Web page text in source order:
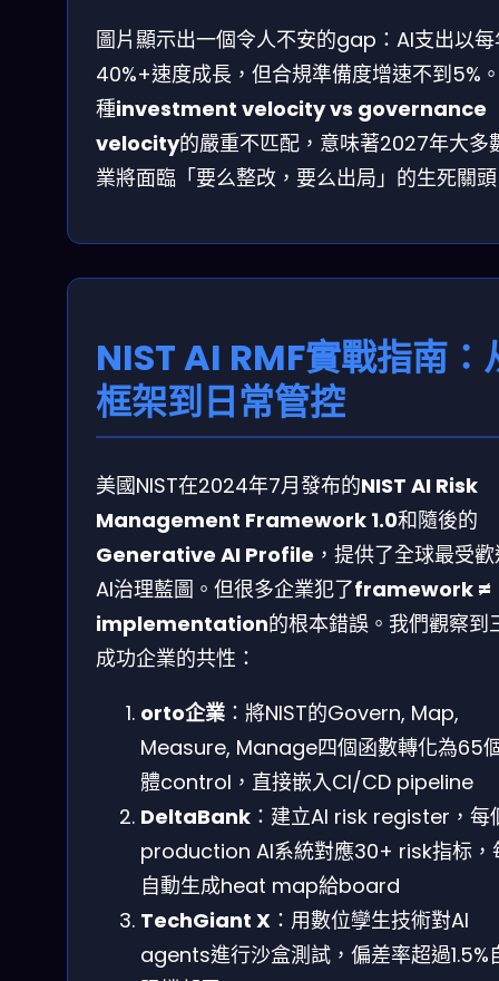
圖片顯示出一個令人不安的gap：AI支出以
40%+速度成長，但合規準備度增速不到5%
種investment velocity vs governance
velocity的嚴重不匹配，意味著2027年大多
業將面臨「要么整改，要么出局」的生死關
NIST AI RMF實戰指南：
框架到日常管控
美國NIST在2024年7月發布的NIST AI Risk
Management Framework 1.0和隨後的
Generative AI Profile ，提供了全球最受
AI治理藍圖。但很多企業犯了framework ≠
implementation的根本錯誤。我們觀察到
成功企業的共性：
orto企業 ：將NIST的Govern, Map,
Measure, Manage四個函數轉化為65
體control，直接嵌入CI/CD pipeline
DeltaBank ：建立AI risk register，每
production AI系統對應30+ risk指标，
自動生成heat map給board
TechGiant X ：用數位孿生技術對AI
agents進行沙盒測試，偏差率超過1.5%